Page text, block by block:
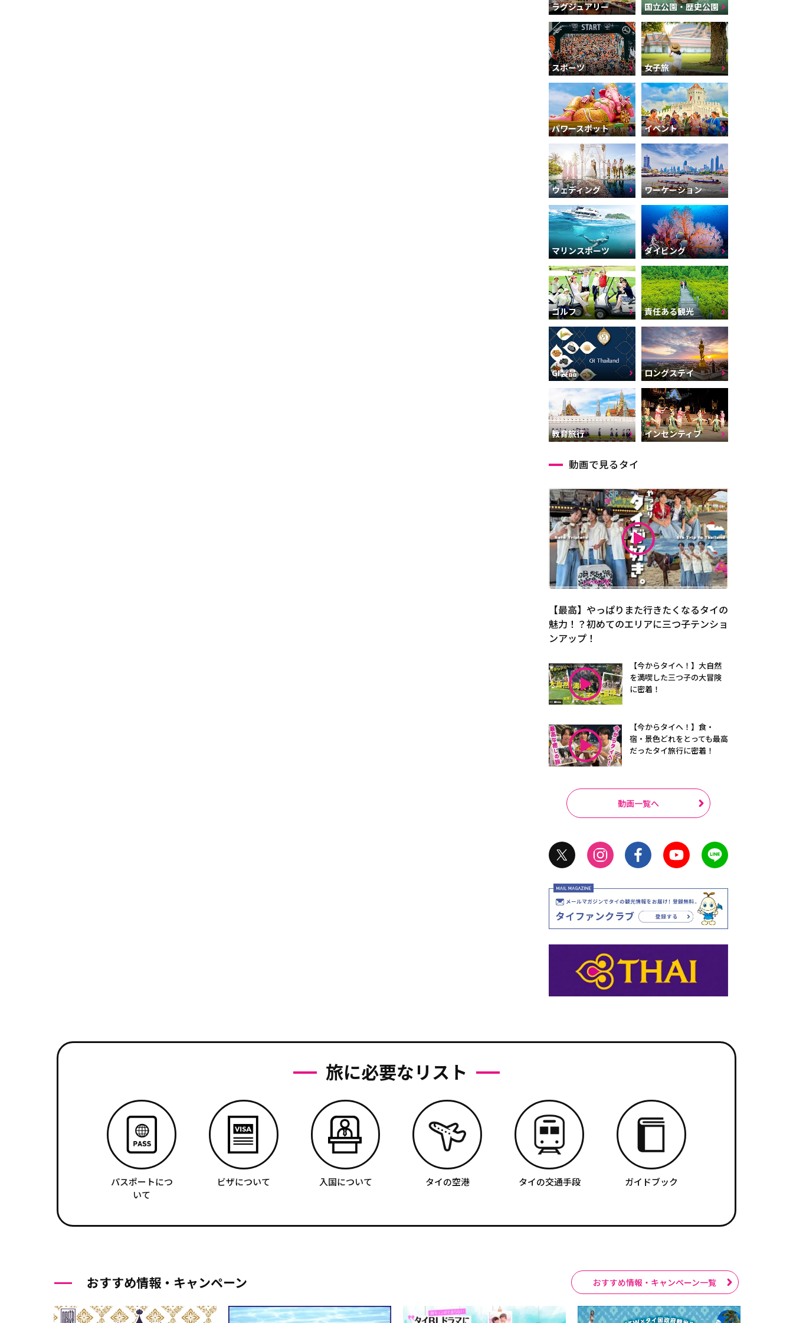
ラグジュアリー 国立公園・歴史公園
スポーツ 女子旅
パワースポット イベント
ウェディング ワーケーション
マリンスポーツ ダイビング
ゴルフ 責任ある観光
GI製品 ロングステイ
教育旅行 インセンティブ
動画で見るタイ
【最高】やっぱりまた行きたくなるタイの
魅力！？初めてのエリアに三つ子テンショ
ンアップ！
【今からタイへ！】大自然
を満喫した三つ子の大冒険
に密着！
【今からタイへ！】食・
宿・景色どれをとっても最高
だったタイ旅行に密着！
動画一覧へ
旅に必要なリスト
パスポートにつ
いて
ビザについて 入国について タイの空港 タイの交通手段 ガイドブック
おすすめ情報・キャンペーン おすすめ情報・キャンペーン一覧